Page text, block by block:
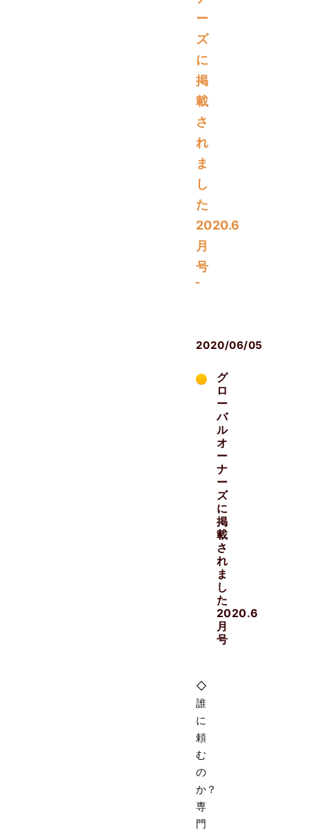
ー
ズ
に
掲
載
さ
れ
ま
し
た
2020.6
月
号
2020/06/05
グ
ロ
ー
バ
ル
オ
ー
ナ
ー
ズ
に
掲
載
さ
れ
ま
し
た
2020.6
月
号
◇
誰
に
頼
む
の
か？
専
門